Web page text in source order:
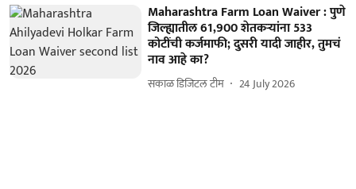
Maharashtra Farm Loan Waiver : पुणे
जिल्ह्यातील 61,900 शेतकऱ्यांना 533
कोटींची कर्जमाफी; दुसरी यादी जाहीर, तुमचं
नाव आहे का?
सकाळ डिजिटल टीम 24 July 2026